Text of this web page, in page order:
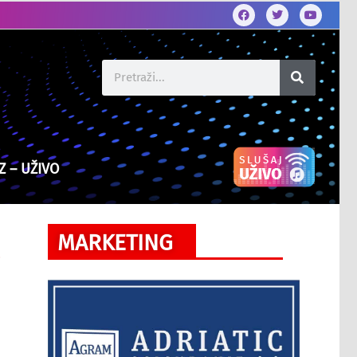
– UŽIVO
MARKETING